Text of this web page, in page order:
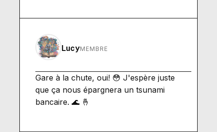
LucyMEMBRE
Gare à la chute, oui! 😳 J'espère juste
que ça nous épargnera un tsunami
bancaire. 🌊 🤞